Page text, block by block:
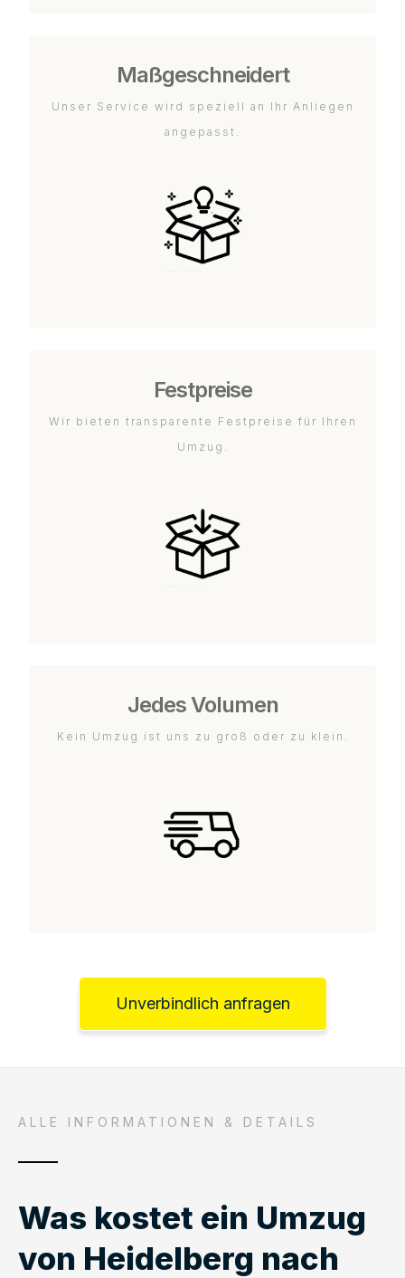
Maßgeschneidert
Unser Service wird speziell an Ihr Anliegen
angepasst.
Festpreise
Wir bieten transparente Festpreise für Ihren
Umzug.
Jedes Volumen
Kein Umzug ist uns zu groß oder zu klein.
Unverbindlich anfragen
ALLE INFORMATIONEN & DETAILS
Was kostet ein Umzug
von Heidelberg nach